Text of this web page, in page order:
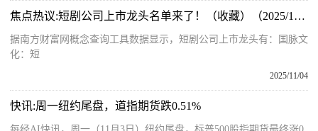
焦点热议:短剧公司上市龙头名单来了！（收藏）（2025/11/3）
据南方财富网概念查询工具数据显示，短剧公司上市龙头有：国脉文
化：短
2025/11/04
快讯:周一纽约尾盘，道指期货跌0.51%